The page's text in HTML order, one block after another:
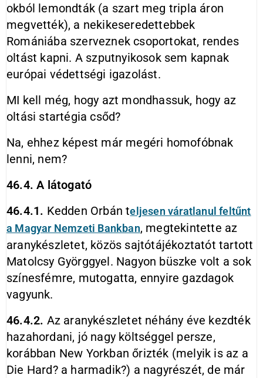
okból lemondták (a szart meg tripla áron
megvették), a nekikeseredettebbek
Romániába szerveznek csoportokat, rendes
oltást kapni. A szputnyikosok sem kapnak
európai védettségi igazolást.
MI kell még, hogy azt mondhassuk, hogy az
oltási startégia csőd?
Na, ehhez képest már megéri homofóbnak
lenni, nem?
46.4. A látogató
46.4.1. Kedden Orbán teljesen váratlanul feltűnt
a Magyar Nemzeti Bankban, megtekintette az
aranykészletet, közös sajtótájékoztatót tartott
Matolcsy Györggyel. Nagyon büszke volt a sok
színesfémre, mutogatta, ennyire gazdagok
vagyunk.
46.4.2. Az aranykészletet néhány éve kezdték
hazahordani, jó nagy költséggel persze,
korábban New Yorkban őrizték (melyik is az a
Die Hard? a harmadik?) a nagyrészét, de már